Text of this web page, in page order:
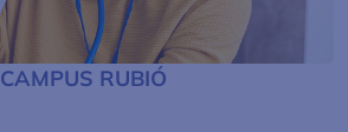
CAMPUS RUBIÓ